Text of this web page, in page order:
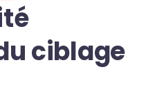
ciblage